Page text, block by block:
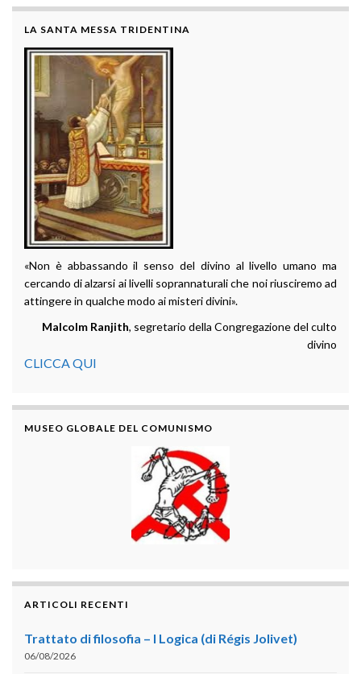
LA SANTA MESSA TRIDENTINA
«Non è abbassando il senso del divino al livello umano ma
cercando di alzarsi ai livelli soprannaturali che noi riusciremo ad
attingere in qualche modo ai misteri divini».
Malcolm Ranjith, segretario della Congregazione del culto
divino
CLICCA QUI
MUSEO GLOBALE DEL COMUNISMO
ARTICOLI RECENTI
Trattato di filosofia – I Logica (di Régis Jolivet)
06/08/2026